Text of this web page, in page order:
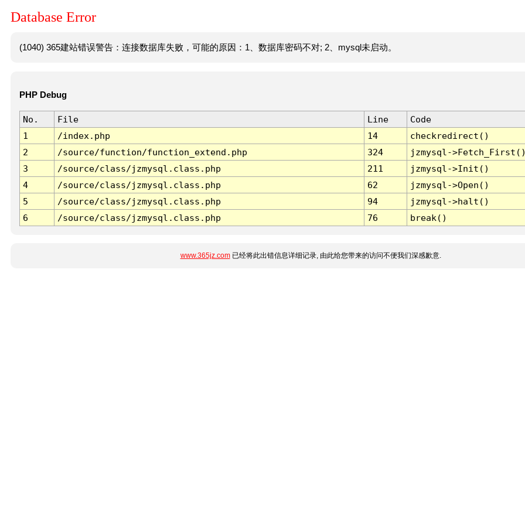
Database Error
(1040) 365建站错误警告：连接数据库失败，可能的原因：1、数据库密码不对; 2、mysql未启动。
PHP Debug
No. File Line
Code
1
/index.php 14
checkredirect()
2
/source/function/function_extend.php 324
jzmysql-
3
/source/class/jzmysql.class.php 211
jzmysql->Init()
4
/source/class/jzmysql.class.php 62
jzmysql->Open()
5
/source/class/jzmysql.class.php 94
jzmysql->halt()
6
/source/class/jzmysql.class.php 76 break()
www.365jz.com已经将此出错信息详细记录, 由此给您带来的访问不便我们深感歉意.